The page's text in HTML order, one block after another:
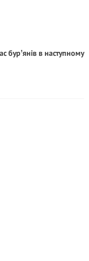
бурʼянів в наступному